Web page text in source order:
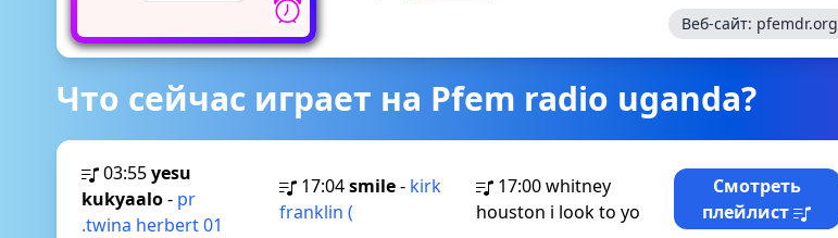
Веб-сайт: pfemdr.org
Что сейчас играет на Pfem radio uganda?
03:55yesu
kukyaalo- pr
.twina herbert 01
17:04 smile- kirk
franklin (
17:00whitney
houston i look to yo
Смотреть
плейлист